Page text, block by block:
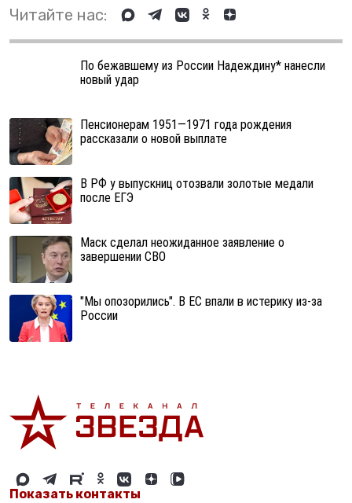
Читайте нас:
По бежавшему из России Надеждину* нанесли
новый удар
Пенсионерам 1951—1971 года рождения
рассказали о новой выплате
В РФ у выпускниц отозвали золотые медали
после ЕГЭ
Маск сделал неожиданное заявление о
завершении СВО
"Мы опозорились". В ЕС впали в истерику из-за
России
Показать контакты